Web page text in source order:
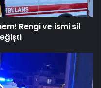
Rengi ve ismi sil